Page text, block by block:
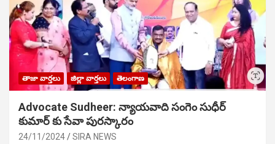
తాజా వార్తలు జిల్లా వార్తలు తెలంగాణ
Advocate Sudheer: న్యాయవాది సంగెం సుధీర్
కుమార్ కు సేవా పురస్కారం
24/11/2024 SIRA NEWS